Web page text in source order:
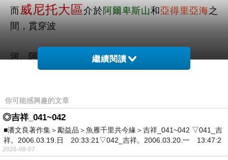
而威尼托大區介於阿爾卑斯山和亞得里亞海之
間，貫穿波
河、阿迪傑河、布倫達河和皮亞韋河。
利 倫巴
第大區布雷西亞省的一個市鎮，位於加爾達湖西南
部莫雷尼奇
繼續閱讀
你可能感興趣的文章
◎吉祥_041~042
■潘文良著作集＞勵益品＞魚雁千里共今緣＞吉祥_041~042 ▽041_吉
祥。2006.03.19.日 20:33:21▽042_吉祥。2006.03.20.一 13:47:2
2026-08-07